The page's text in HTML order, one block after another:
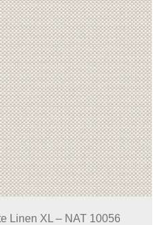
Linen XL – NAT 10056